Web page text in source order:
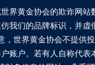
界黄金协会的欺诈网站
我们的品牌标识，并虚
，世界黄金协会不提供
账户。若有人自称代表